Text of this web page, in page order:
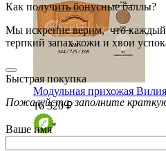
Модульная прихожая
16 320 ₽
Как получить бонусные баллы?
Мы искренне верим, что каждый
терпкий запах кожи и хвои
Быстрая покупка
Пожалуйста, заполните
Ваше имя*